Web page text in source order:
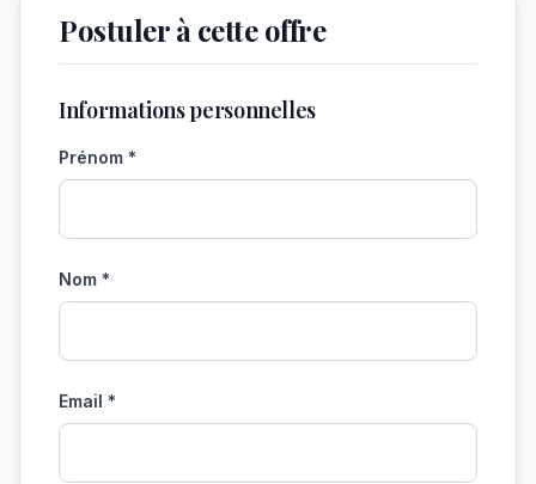
Postuler à cette offre
Informations personnelles
Prénom *
Nom *
Email *